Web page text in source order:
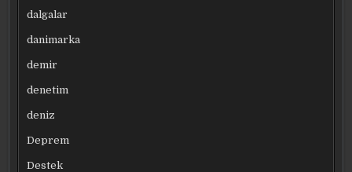
dalgalar
danimarka
demir
denetim
deniz
Deprem
Destek